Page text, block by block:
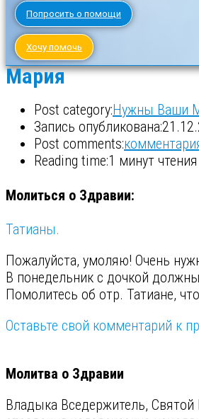
Попросить о помощи
Хочу помочь
Мария
Post category:Нужны Ваши
Запись опубликована:
Post comments:
Reading time:1 минут чтения
Молиться о Здравии:
Татианы.
Пожалуйста, умоляю! Очень
В понедельник с дочкой
Помолитесь об отр. Татиане,
Оставьте свой комментарий к
Молитва о Здравии
Владыка Вседержитель,